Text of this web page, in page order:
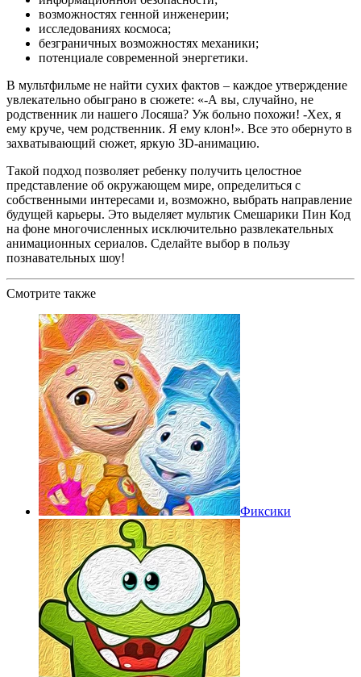
возможностях генной инженерии;
исследованиях космоса;
безграничных возможностях механики;
потенциале современной энергетики.
В мультфильме не найти сухих фактов – каждое утверждение
увлекательно обыграно в сюжете: «-А вы, случайно, не
родственник ли нашего Лосяша? Уж больно похожи! -Хех, я
ему круче, чем родственник. Я ему клон!». Все это обернуто в
захватывающий сюжет, яркую 3D-анимацию.
Такой подход позволяет ребенку получить целостное
представление об окружающем мире, определиться с
собственными интересами и, возможно, выбрать направление
будущей карьеры. Это выделяет мультик Смешарики Пин Код
на фоне многочисленных исключительно развлекательных
анимационных сериалов. Сделайте выбор в пользу
познавательных шоу!
Смотрите также
Фиксики